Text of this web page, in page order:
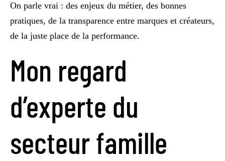
On parle vrai : des enjeux du métier, des bonnes
pratiques, de la transparence entre marques et créateurs,
de la juste place de la performance.
Mon regard
d’experte du
secteur famille